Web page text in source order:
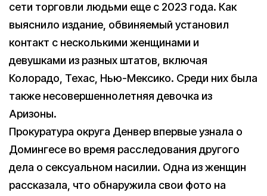
сети торговли людьми еще с 2023 года. Как
выяснило издание, обвиняемый установил
контакт с несколькими женщинами и
девушками из разных штатов, включая
Колорадо, Техас, Нью-Мексико. Среди них была
также несовершеннолетняя девочка из
Аризоны.
Прокуратура округа Денвер впервые узнала о
Домингесе во время расследования другого
дела о сексуальном насилии. Одна из женщин
рассказала, что обнаружила свои фото на